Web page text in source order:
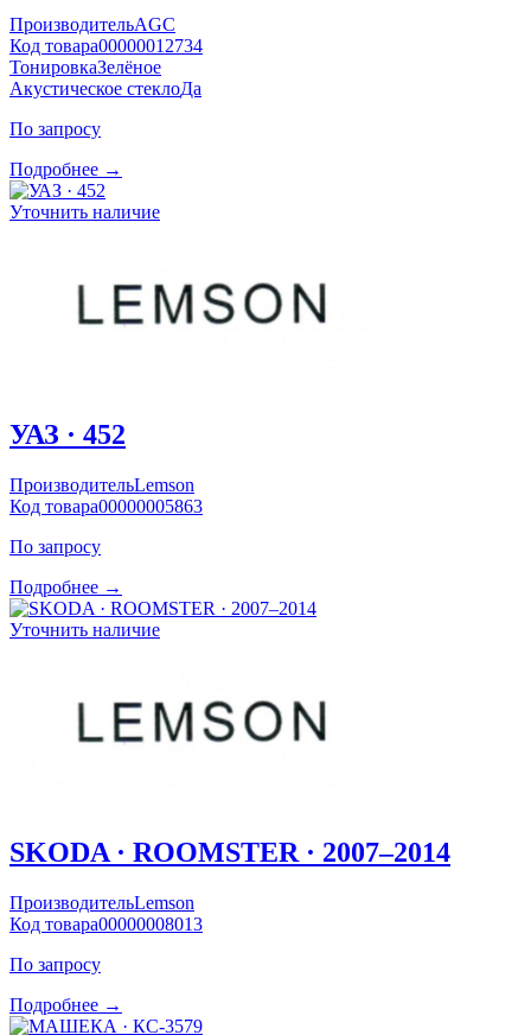
ПроизводительAGC
Код товара00000012734
ТонировкаЗелёное
Акустическое стеклоДа
По запросу
Подробнее →
Уточнить наличие
УАЗ · 452
ПроизводительLemson
Код товара00000005863
По запросу
Подробнее →
Уточнить наличие
SKODA · ROOMSTER · 2007–2014
ПроизводительLemson
Код товара00000008013
По запросу
Подробнее →